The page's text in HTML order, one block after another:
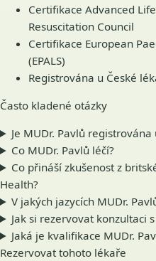
Certifikace Advanced
Resuscitation Council
Certifikace European
(EPALS)
Registrována u České
Často kladené otázky
Je MUDr. Pavlů
Co MUDr. Pavlů léčí?
Co přináší zkušenost z
Health?
V jakých jazycích MUDr.
Jak si rezervovat konzultaci
Jaká je kvalifikace MUDr.
Rezervovat tohoto lékaře